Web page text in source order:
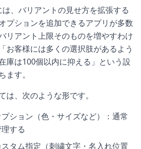
、バリアントの見せ方を拡張する
プションを追加できるアプリが多数
リアント上限そのものを増やすわけ
お客様には多くの選択肢があるよう
庫は100個以内に抑える」という設
ます。
は、次のような形です。
ション（色・サイズなど）：通常
する
タム指定（刺繍文字・名入れ位置